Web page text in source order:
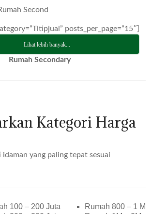
Second
posts_per_page=”15″]
Lihat lebih banyak...
Rumah Secondary
Kategori Harga
yang paling tepat sesuai
100 – 200 Juta
Rumah 800 – 1 M